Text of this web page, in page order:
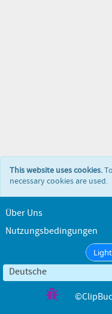
This website uses cookies.
necessary cookies are used.
Über Uns
Nutzungsbedingungen
Light
Deutsche